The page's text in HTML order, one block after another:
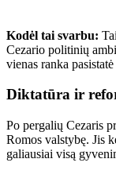
Kodėl tai svarbu:
Cezario politinių
vienas ranka
Diktatūra ir
Po pergalių Cezaris
Romos valstybę. Jis
galiausiai visą